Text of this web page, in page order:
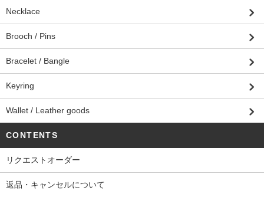
Necklace
Brooch / Pins
Bracelet / Bangle
Keyring
Wallet / Leather goods
CONTENTS
リクエストオーダー
返品・キャンセルについて